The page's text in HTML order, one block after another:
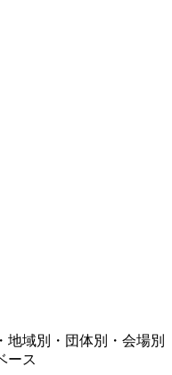
地域別・団体別・会場別
ース